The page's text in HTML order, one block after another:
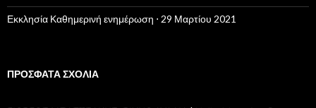
Εκκλησία Καθημερινή ενημέρωση ⋅ 29 Μαρτίου 2021
ΠΡΌΣΦΑΤΑ ΣΧΌΛΙΑ